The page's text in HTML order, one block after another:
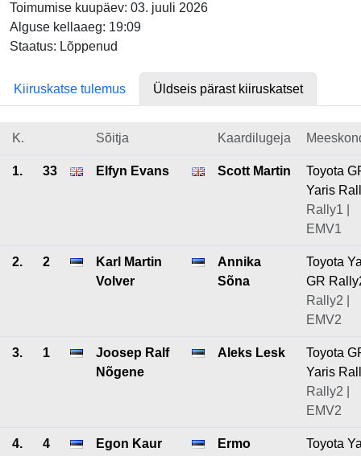
Toimumise kuupäev: 03. juuli 2026
Alguse kellaaeg: 19:09
Staatus: Lõppenud
Kiiruskatse tulemus Üldseis pärast kiiruskatset
K. Sõitja Kaardilugeja
1. 33 Elfyn Evans Scott Martin
Toyota
Yaris
Rally1 |
EMV1
2. 2
Karl Martin
Volver
Annika
Sõna
Toyota
GR
Rally2 |
EMV2
3. 1
Joosep Ralf
Nõgene
Aleks Lesk
Toyota
Yaris
Rally2 |
EMV2
4. 4 Egon Kaur
Ermo
Toyota